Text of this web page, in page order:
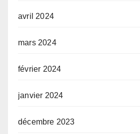
avril 2024
mars 2024
février 2024
janvier 2024
décembre 2023